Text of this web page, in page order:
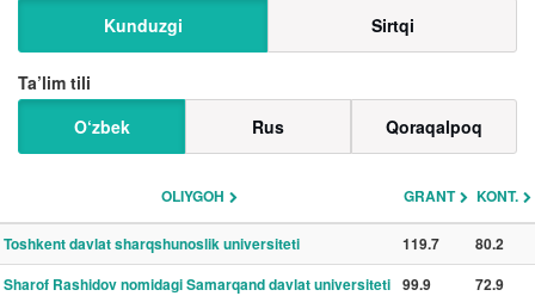
Kunduzgi
Sirtqi
Ta’lim tili
O‘zbek
Rus Qoraqalpoq
OLIYGOH GRANT KONT.
Toshkent davlat sharqshunoslik universiteti 119.7
80.2
Sharof Rashidov nomidagi Samarqand davlat universiteti 99.9
72.9